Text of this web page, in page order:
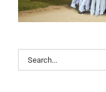
Search
for: